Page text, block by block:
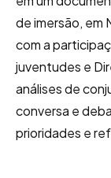
de imersão, em
com a
juventudes e
análises de
conversa e
prioridades e